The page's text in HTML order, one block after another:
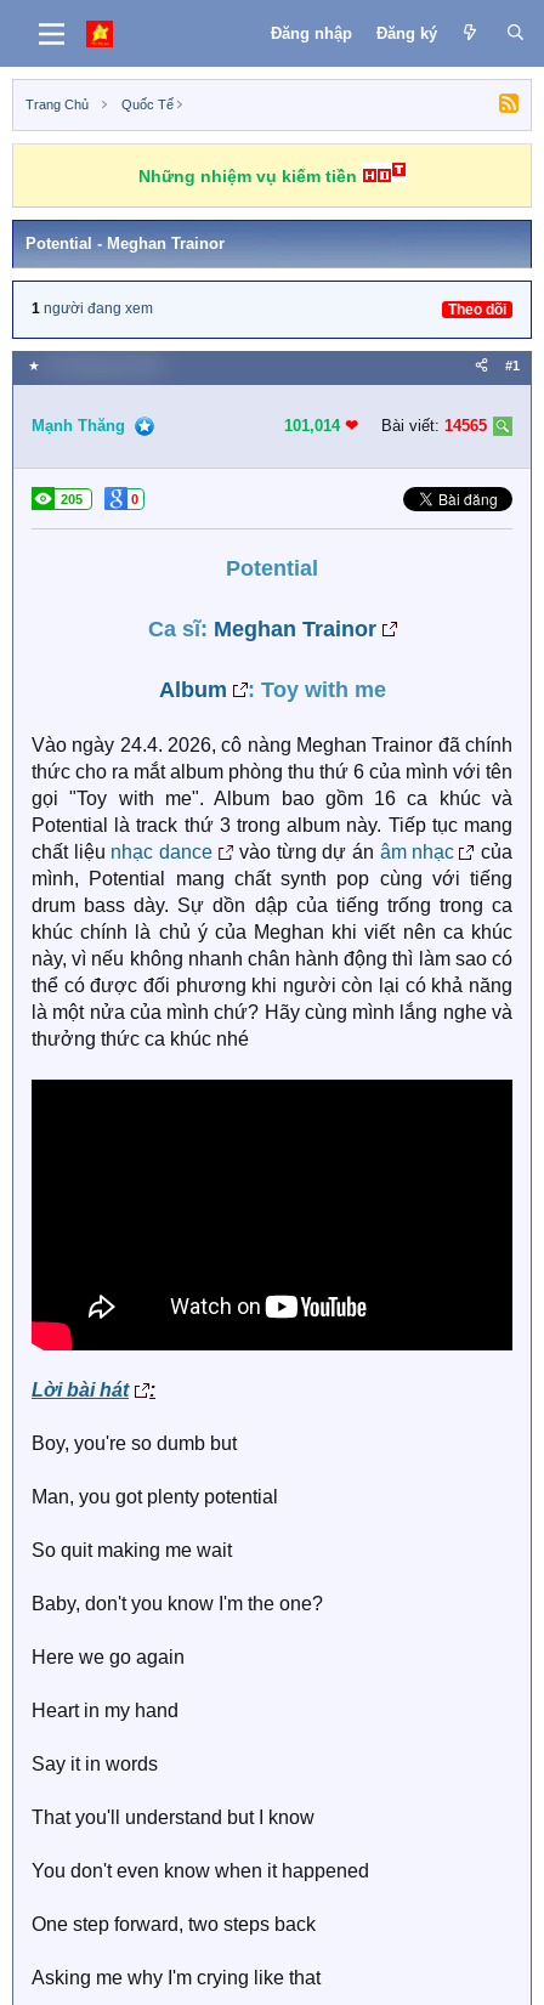
Đăng nhập Đăng ký
Trang Chủ Quốc Tế
Những nhiệm vụ kiếm tiền
Potential - Meghan Trainor
1 người đang xem Theo dõi
★ #1
Mạnh Thăng 101,014 ❤︎ Bài viết: 14565
205 0
Potential
Ca sĩ: Meghan Trainor
Album : Toy with me
Vào ngày 24.4. 2026, cô nàng Meghan Trainor đã chính
thức cho ra mắt album phòng thu thứ 6 của mình với tên
gọi "Toy with me". Album bao gồm 16 ca khúc và
Potential là track thứ 3 trong album này. Tiếp tục mang
chất liệu nhạc dance vào từng dự án âm nhạc
của
mình, Potential mang chất synth pop cùng với tiếng
drum bass dày. Sự dồn dập của tiếng trống trong ca
khúc chính là chủ ý của Meghan khi viết nên ca khúc
này, vì nếu không nhanh chân hành động thì làm sao có
thể có được đối phương khi người còn lại có khả năng
là một nửa của mình chứ? Hãy cùng mình lắng nghe và
thưởng thức ca khúc nhé
Lời bài hát :
Boy, you're so dumb but
Man, you got plenty potential
So quit making me wait
Baby, don't you know I'm the one?
Here we go again
Heart in my hand
Say it in words
That you'll understand but I know
You don't even know when it happened
One step forward, two steps back
Asking me why I'm crying like that